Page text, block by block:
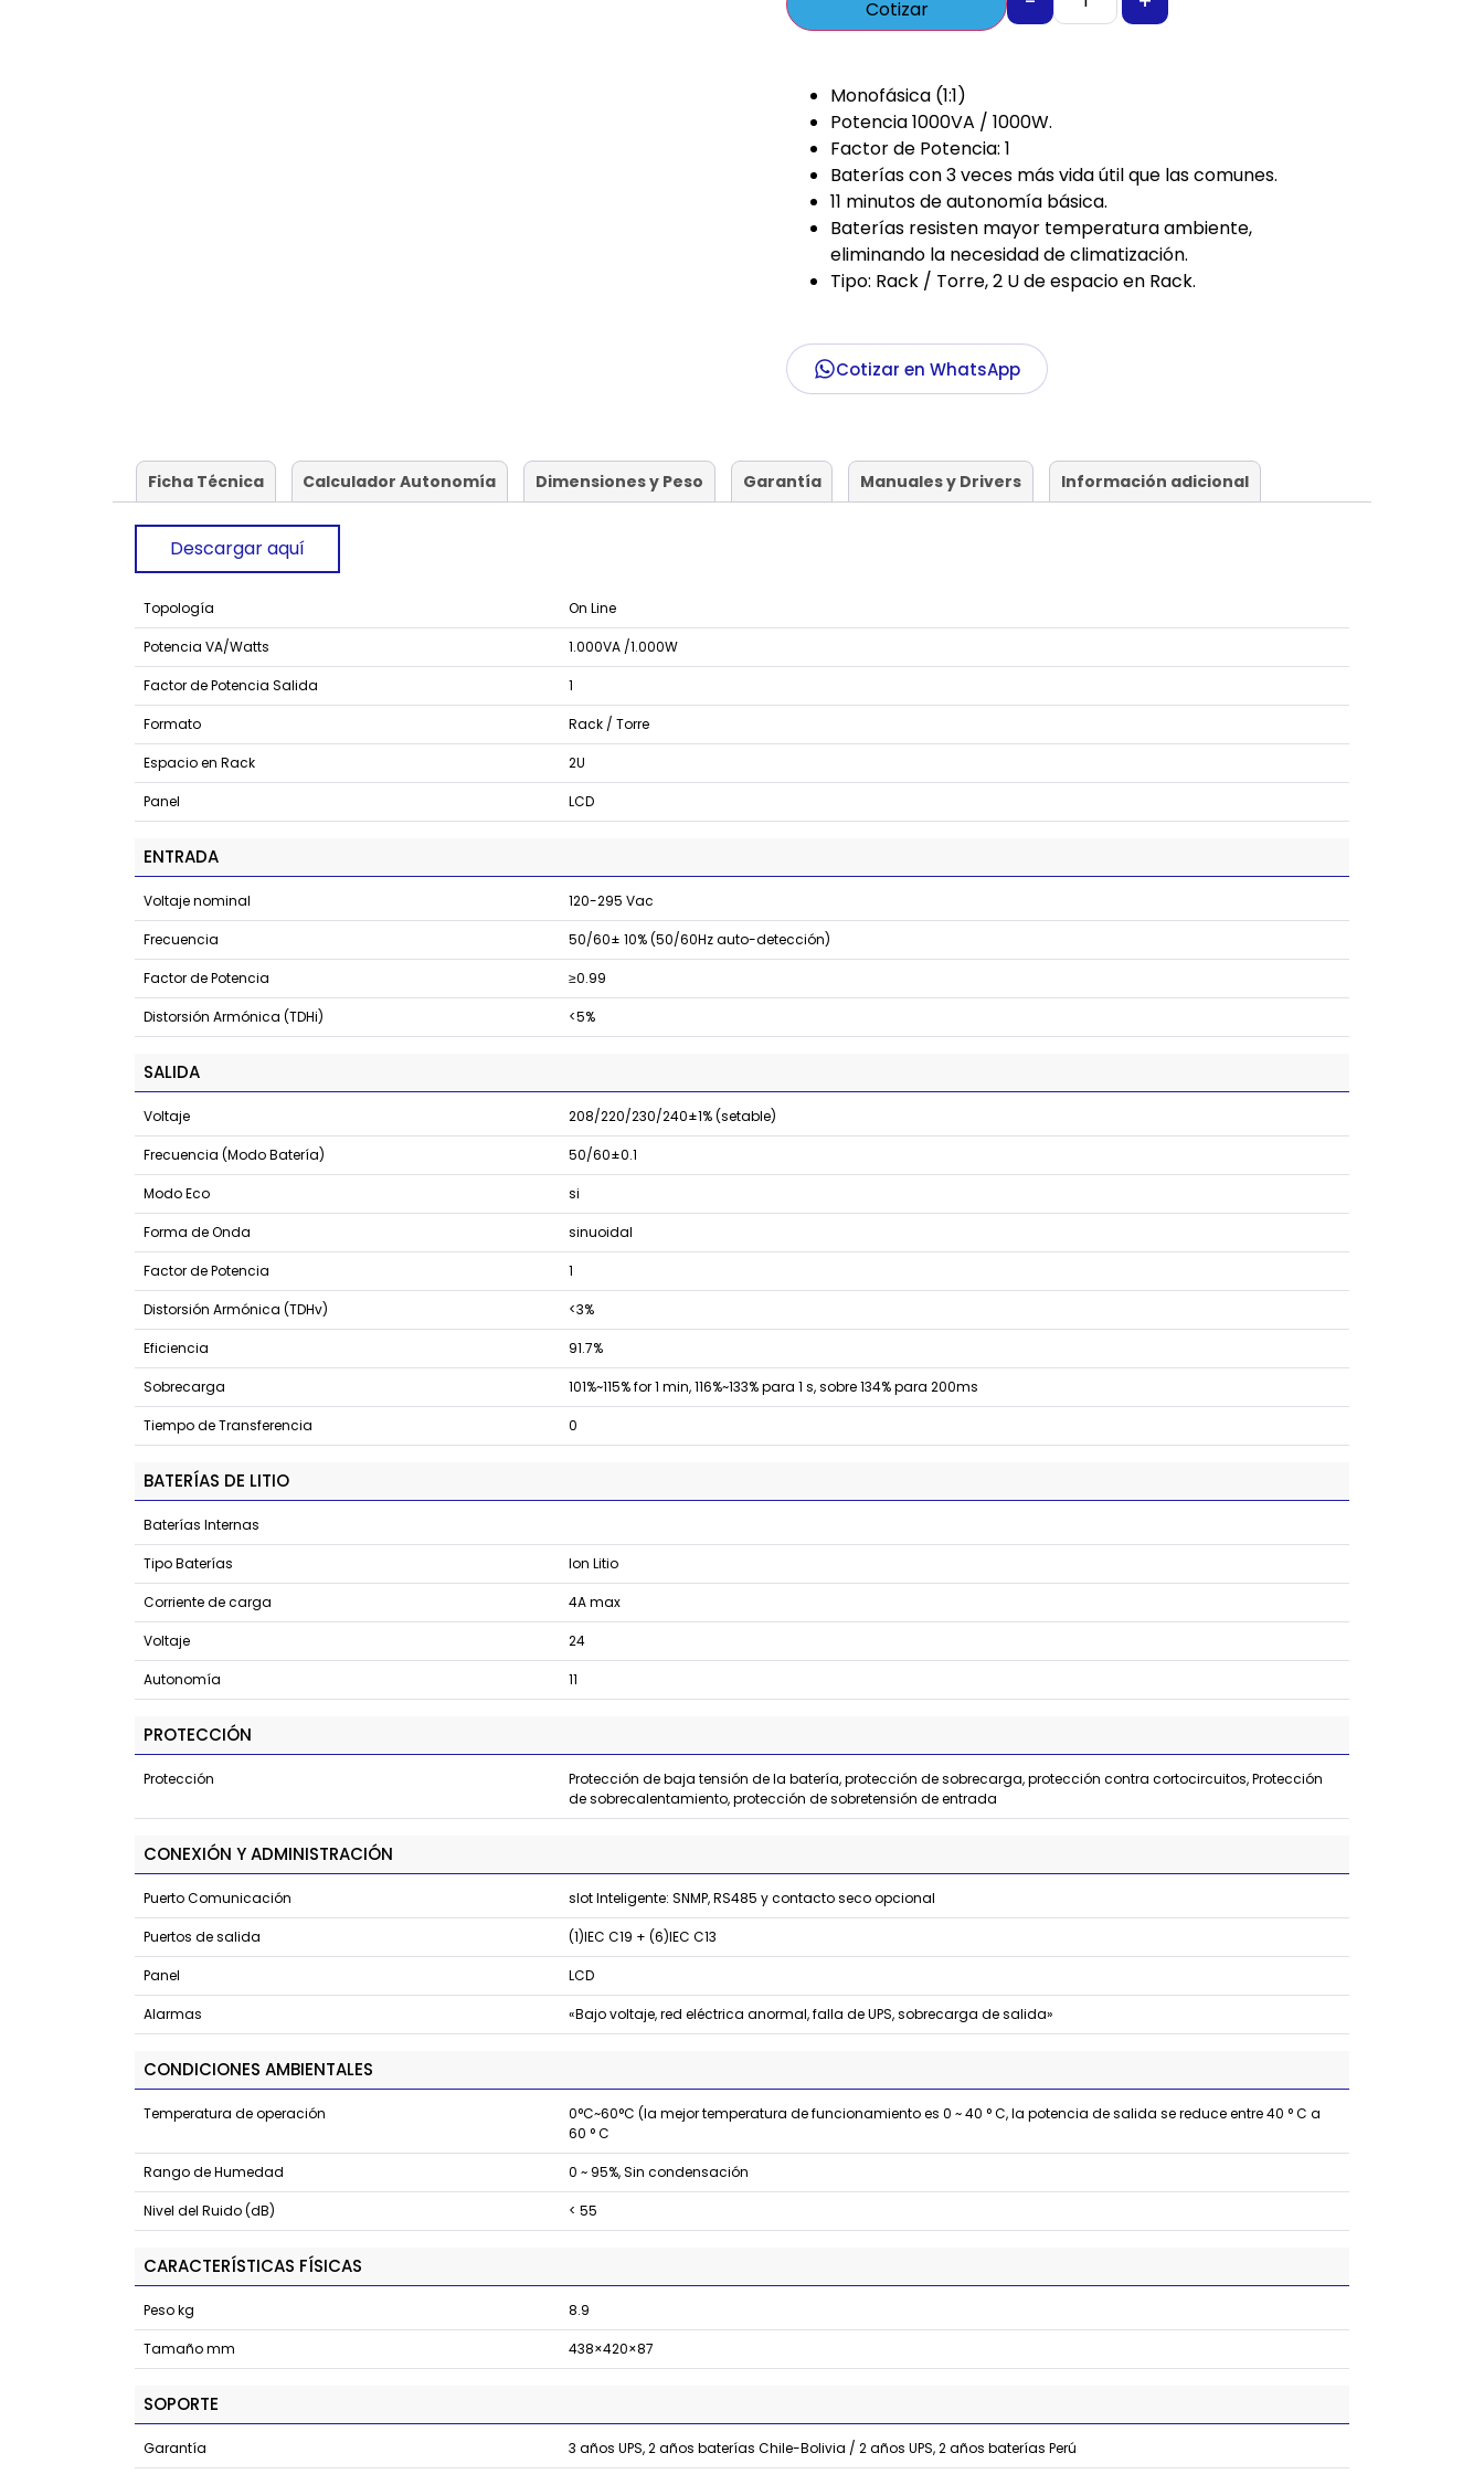
Cotizar
Monofásica (1:1)
Potencia 1000VA / 1000W.
Factor de Potencia: 1
Baterías con 3 veces más vida útil que las comunes.
11 minutos de autonomía básica.
Baterías resisten mayor temperatura ambiente,
eliminando la necesidad de climatización.
Tipo: Rack / Torre, 2 U de espacio en Rack.
Cotizar en WhatsApp
Ficha Técnica Calculador Autonomía Dimensiones y Peso Garantía Manuales y Drivers Información adicional
Descargar aquí
Topología On Line
Potencia VA/Watts 1.000VA /1.000W
Factor de Potencia Salida 1
Formato Rack / Torre
Espacio en Rack 2U
Panel LCD
ENTRADA
Voltaje nominal 120-295 Vac
Frecuencia 50/60± 10% (50/60Hz auto-detección)
Factor de Potencia ≥0.99
Distorsión Armónica (TDHi) <5%
SALIDA
Voltaje 208/220/230/240±1% (setable)
Frecuencia (Modo Batería) 50/60±0.1
Modo Eco si
Forma de Onda sinuoidal
Factor de Potencia 1
Distorsión Armónica (TDHv) <3%
Eficiencia 91.7%
Sobrecarga 101%~115% for 1 min, 116%~133% para 1 s, sobre 134% para 200ms
Tiempo de Transferencia 0
BATERÍAS DE LITIO
Baterías Internas
Tipo Baterías Ion Litio
Corriente de carga 4A max
Voltaje 24
Autonomía 11
PROTECCIÓN
Protección
Protección de baja tensión de la batería, protección de sobrecarga, protección contra cortocircuitos, Protección
de sobrecalentamiento, protección de sobretensión de entrada
CONEXIÓN Y ADMINISTRACIÓN
Puerto Comunicación slot Inteligente: SNMP, RS485 y contacto seco opcional
Puertos de salida (1)IEC C19 + (6)IEC C13
Panel LCD
Alarmas «Bajo voltaje, red eléctrica anormal, falla de UPS, sobrecarga de salida»
CONDICIONES AMBIENTALES
Temperatura de operación
0°C~60°C (la mejor temperatura de funcionamiento es 0 ~ 40 ° C, la potencia de salida se reduce entre 40 ° C a
60 ° C
Rango de Humedad 0 ~ 95%, Sin condensación
Nivel del Ruido (dB) < 55
CARACTERÍSTICAS FÍSICAS
Peso kg 8.9
Tamaño mm 438×420×87
SOPORTE
Garantía 3 años UPS, 2 años baterías Chile-Bolivia / 2 años UPS, 2 años baterías Perú